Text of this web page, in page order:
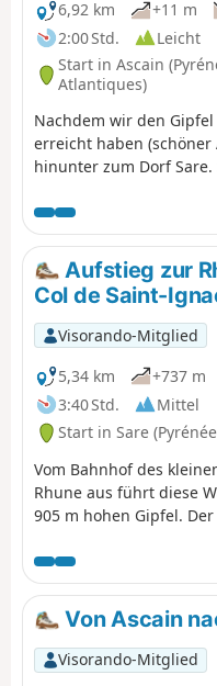
6,92 km
+11 m
2:00 Std.
Leicht
Start in Ascain
Atlantiques)
Nachdem wir den
erreicht haben
hinunter zum Dorf Sare.
vorbeikommt.
Aufstieg zur
Col de Saint-
Visorando-Mitglied
5,34 km
+737 m
3:40 Std.
Mittel
Start in Sare
Vom Bahnhof des
Rhune aus führt diese
905 m hohen Gipfel.
bietet nach und nach
baskische Küste und
Unterwegs begleiten
den Aufstieg. Auf dem
360°-Panorama mit Blick
der einen Seite und die
Von Ascain
Visorando-Mitglied